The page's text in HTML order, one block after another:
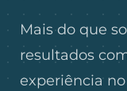
Mais do que
resultados
experiência